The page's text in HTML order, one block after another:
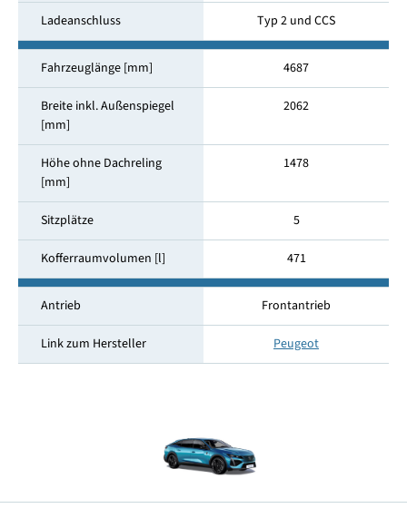
Ladeanschluss Typ 2 und CCS
Fahrzeuglänge [mm] 4687
Breite inkl. Außenspiegel
[mm]
2062
Höhe ohne Dachreling
[mm]
1478
Sitzplätze 5
Kofferraumvolumen [l] 471
Antrieb Frontantrieb
Link zum Hersteller Peugeot